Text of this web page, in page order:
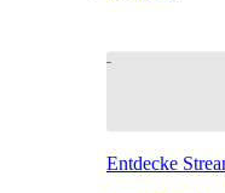
Entdecke